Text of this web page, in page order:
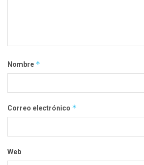
Nombre *
Correo electrónico *
Web